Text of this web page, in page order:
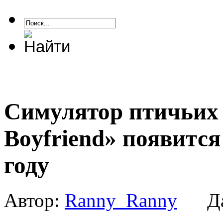
Симулятор
Boyfriend»
году
Автор: Ranny_Ranny